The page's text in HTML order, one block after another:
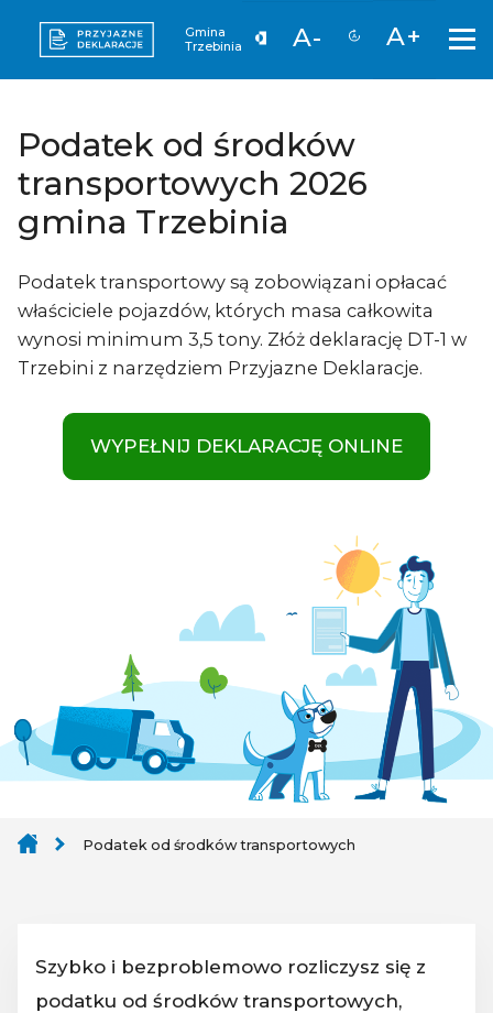
Gmina
Trzebinia
A- A+
Podatek od środków
transportowych 2026
gmina Trzebinia
Podatek transportowy są zobowiązani opłacać
właściciele pojazdów, których masa całkowita
wynosi minimum 3,5 tony. Złóż deklarację DT-1 w
Trzebini z narzędziem Przyjazne Deklaracje.
WYPEŁNIJ DEKLARACJĘ ONLINE
Podatek od środków transportowych
Szybko i bezproblemowo rozliczysz się z
podatku od środków transportowych,